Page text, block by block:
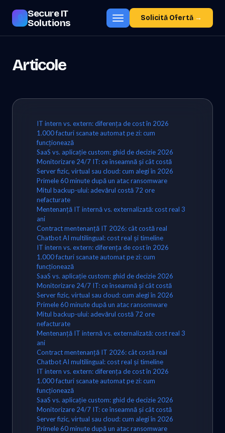
🔒 SecureIT
Solutions
Solicită Ofertă →
Articole
IT intern vs. extern: diferența de cost în 2026
1.000 facturi scanate automat pe zi: cum
funcționează
SaaS vs. aplicație custom: ghid de decizie 2026
Monitorizare 24/7 IT: ce înseamnă și cât costă
Server fizic, virtual sau cloud: cum alegi în 2026
Primele 60 minute după un atac ransomware
Mitul backup-ului: adevărul costă 72 ore
nefacturate
Mentenanță IT internă vs. externalizată: cost real 3
ani
Contract mentenanță IT 2026: cât costă real
Chatbot AI multilingual: cost real și timeline
IT intern vs. extern: diferența de cost în 2026
1.000 facturi scanate automat pe zi: cum
funcționează
SaaS vs. aplicație custom: ghid de decizie 2026
Monitorizare 24/7 IT: ce înseamnă și cât costă
Server fizic, virtual sau cloud: cum alegi în 2026
Primele 60 minute după un atac ransomware
Mitul backup-ului: adevărul costă 72 ore
nefacturate
Mentenanță IT internă vs. externalizată: cost real 3
ani
Contract mentenanță IT 2026: cât costă real
Chatbot AI multilingual: cost real și timeline
IT intern vs. extern: diferența de cost în 2026
1.000 facturi scanate automat pe zi: cum
funcționează
SaaS vs. aplicație custom: ghid de decizie 2026
Monitorizare 24/7 IT: ce înseamnă și cât costă
Server fizic, virtual sau cloud: cum alegi în 2026
Primele 60 minute după un atac ransomware